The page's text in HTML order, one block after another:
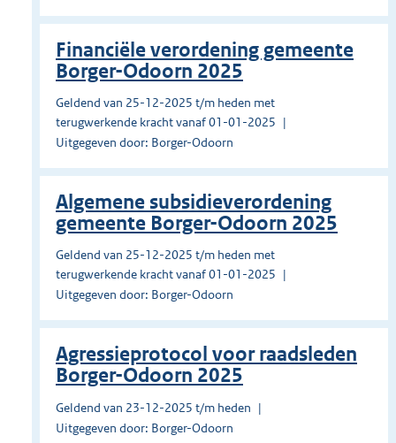
Financiële verordening gemeente
Borger-Odoorn 2025
Geldend van 25-12-2025 t/m heden met
terugwerkende kracht vanaf 01-01-2025
Uitgegeven door: Borger-Odoorn
Algemene subsidieverordening
gemeente Borger-Odoorn 2025
Geldend van 25-12-2025 t/m heden met
terugwerkende kracht vanaf 01-01-2025
Uitgegeven door: Borger-Odoorn
Agressieprotocol voor raadsleden
Borger-Odoorn 2025
Geldend van 23-12-2025 t/m heden
Uitgegeven door: Borger-Odoorn